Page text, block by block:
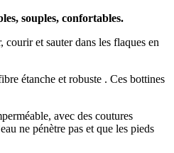
souples, confortables.
et sauter dans les flaques en
étanche et robuste . Ces bottines
avec des coutures
ne pénètre pas et que les pieds